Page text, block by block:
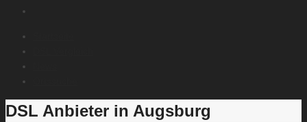
DSL Anbieter in Augsburg